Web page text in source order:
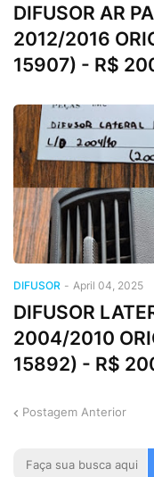
DIFUSOR AR
2012/2016
15907) - R$
DIFUSOR - April 04, 2025
DIFUSOR
2004/2010
15892) - R$
Postagem Anterior